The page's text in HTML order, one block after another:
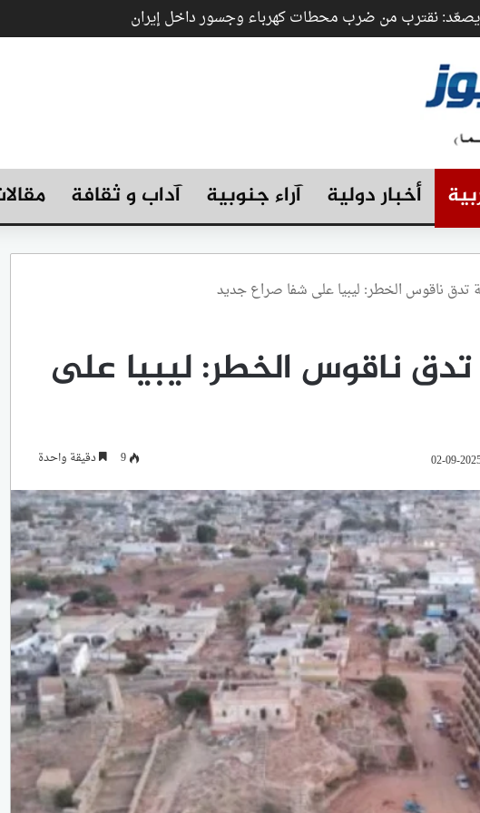
نقترب من ضرب محطات كهرباء وجسور داخل إيران
أخبار دولية آراء جنوبية آداب و ثقافة
تدق ناقوس الخطر: ليبيا على شفا صراع جديد
تدق ناقوس الخطر: ليبيا على
9 دقيقة واحدة